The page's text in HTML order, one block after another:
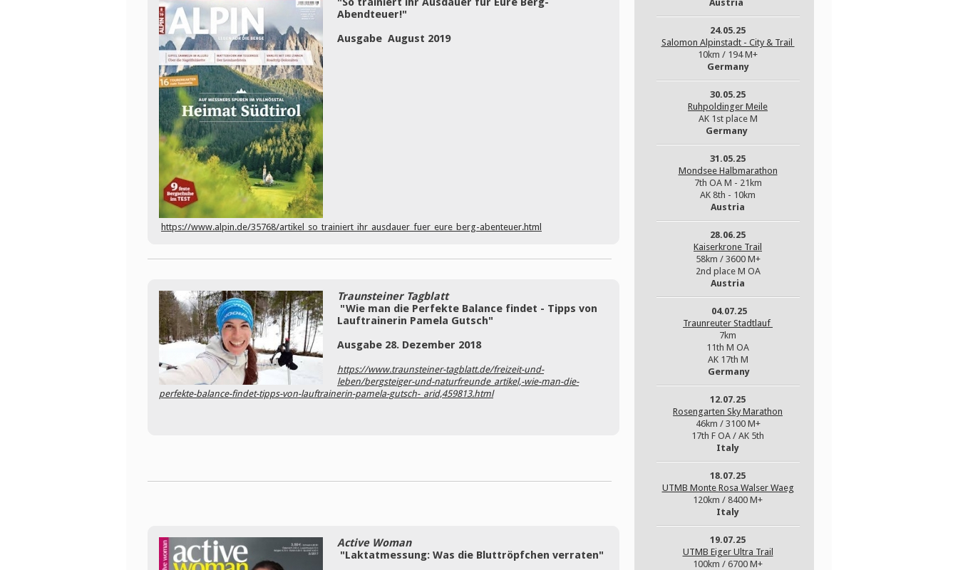
Abendteuer!"
Ausgabe August 2019
https://www.alpin.de/35768/artikel_so_trainiert_ihr_ausdauer_fuer_eure_berg-abenteuer.html
Traunsteiner Tagblatt
"Wie man die Perfekte Balance findet - Tipps von
Lauftrainerin Pamela Gutsch"
Ausgabe 28. Dezember 2018
https://www.traunsteiner-tagblatt.de/freizeit-und-
leben/bergsteiger-und-naturfreunde_artikel,-wie-man-die-
perfekte-balance-findet-tipps-von-lauftrainerin-pamela-gutsch-_arid,459813.html
Active Woman
"Laktatmessung: Was die Bluttröpfchen verraten"
Austria
24.05.25
Salomon Alpinstadt - City & Trail
10km / 194 M+
Germany
30.05.25
Ruhpoldinger Meile
AK 1st place M
Germany
31.05.25
Mondsee Halbmarathon
7th OA M - 21km
AK 8th - 10km
Austria
28.06.25
Kaiserkrone Trail
58km / 3600 M+
2nd place M OA
Austria
04.07.25
Traunreuter Stadtlauf
7km
11th M OA
AK 17th M
Germany
12.07.25
Rosengarten Sky Marathon
46km / 3100 M+
17th F OA / AK 5th
Italy
18.07.25
UTMB Monte Rosa Walser Waeg
120km / 8400 M+
Italy
19.07.25
UTMB Eiger Ultra Trail
100km / 6700 M+